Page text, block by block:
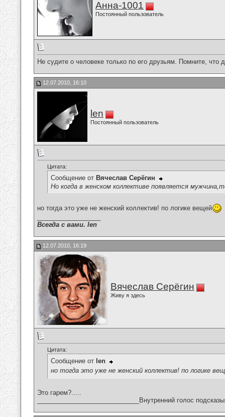
Анна-1001
Постоянный пользователь
Не судите о человеке только по его друзьям. Помните, что
12.07.2010, 16:10
len
Постоянный пользователь
Цитата:
Сообщение от Вячеслав Серёгин
Но когда в женском коллективе появляется
но тогда это уже не женский коллектив! по логике вещей
Всегда с вами. len
12.07.2010, 16:19
Вячеслав Серёгин
Живу я здесь
Цитата:
Сообщение от len
но тогда это уже не женский коллектив! по логике
Это гарем?.....
_____________________________Внутренний голос